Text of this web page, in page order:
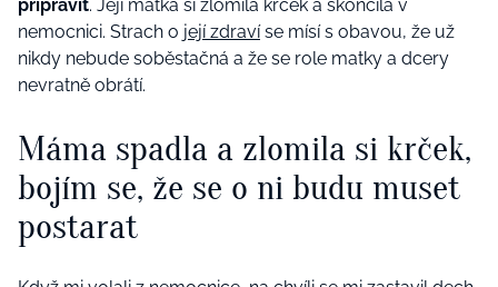
připravit. Její matka si zlomila krček a skončila v
nemocnici. Strach o její zdravíse mísí s obavou, že už
nikdy nebude soběstačná a že se role matky a dcery
nevratně obrátí.
Máma spadla a zlomila si krček,
bojím se, že se o ni budu muset
postarat